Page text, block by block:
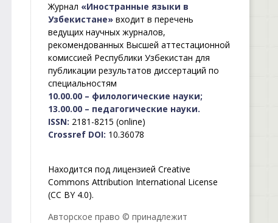
Журнал «Иностранные языки в
Узбекистане»входит в перечень
ведущих научных журналов,
рекомендованных Высшей аттестационной
комиссией Республики Узбекистан для
публикации результатов диссертаций по
специальностям
10.00.00 – филологические науки;
13.00.00 – педагогические науки.
ISSN: 2181-8215 (online)
Crossref DOI: 10.36078
Находится под лицензией Creative
Commons Attribution International License
(CC BY 4.0).
Авторское право © принадлежит